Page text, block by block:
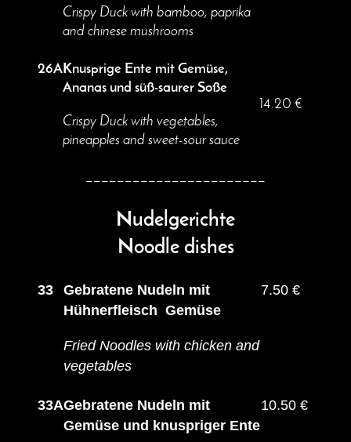
Crispy Duck with bamboo, paprika
and chinese mushrooms
26AKnusprige Ente mit Gemüse,
Ananas und süß-saurer Soße
Crispy Duck with vegetables,
pineapples and sweet-sour sauce
14.20 €
_______________________
Nudelgerichte
Noodle dishes
33
Gebratene Nudeln mit
Hühnerfleisch Gemüse
Fried Noodles with chicken and
vegetables
7.50 €
33AGebratene Nudeln mit
Gemüse und knuspriger Ente
10.50 €